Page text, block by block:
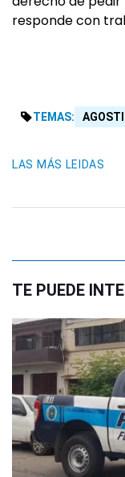
responde con
TEMAS:
LAS MÁS LEIDAS
TE PUEDE